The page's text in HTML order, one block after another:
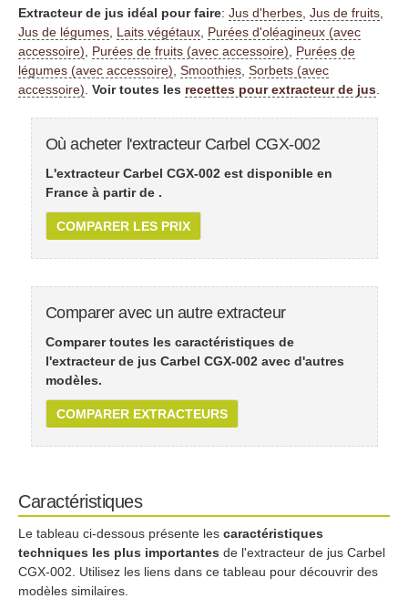
Extracteur de jus idéal pour faire: Jus d'herbes Jus de fruits
Jus de légumes Laits végétaux Purées d'oléagineux (avec
accessoire)
Purées de fruits (avec accessoire)
Purées de
légumes (avec accessoire) Smoothies Sorbets (avec
accessoire) Voir toutes les recettes pour extracteur de jus
Où acheter l'extracteur Carbel CGX-002
L'extracteur Carbel CGX-002 est disponible en
France à partir de .
COMPARER LES PRIX
Comparer avec un autre extracteur
Comparer toutes les caractéristiques de
l'extracteur de jus Carbel CGX-002 avec d'autres
modèles.
COMPARER EXTRACTEURS
Caractéristiques
Le tableau ci-dessous présente les caractéristiques
techniques les plus importantes de l'extracteur de jus Carbel
CGX-002. Utilisez les liens dans ce tableau pour découvrir des
modèles similaires.